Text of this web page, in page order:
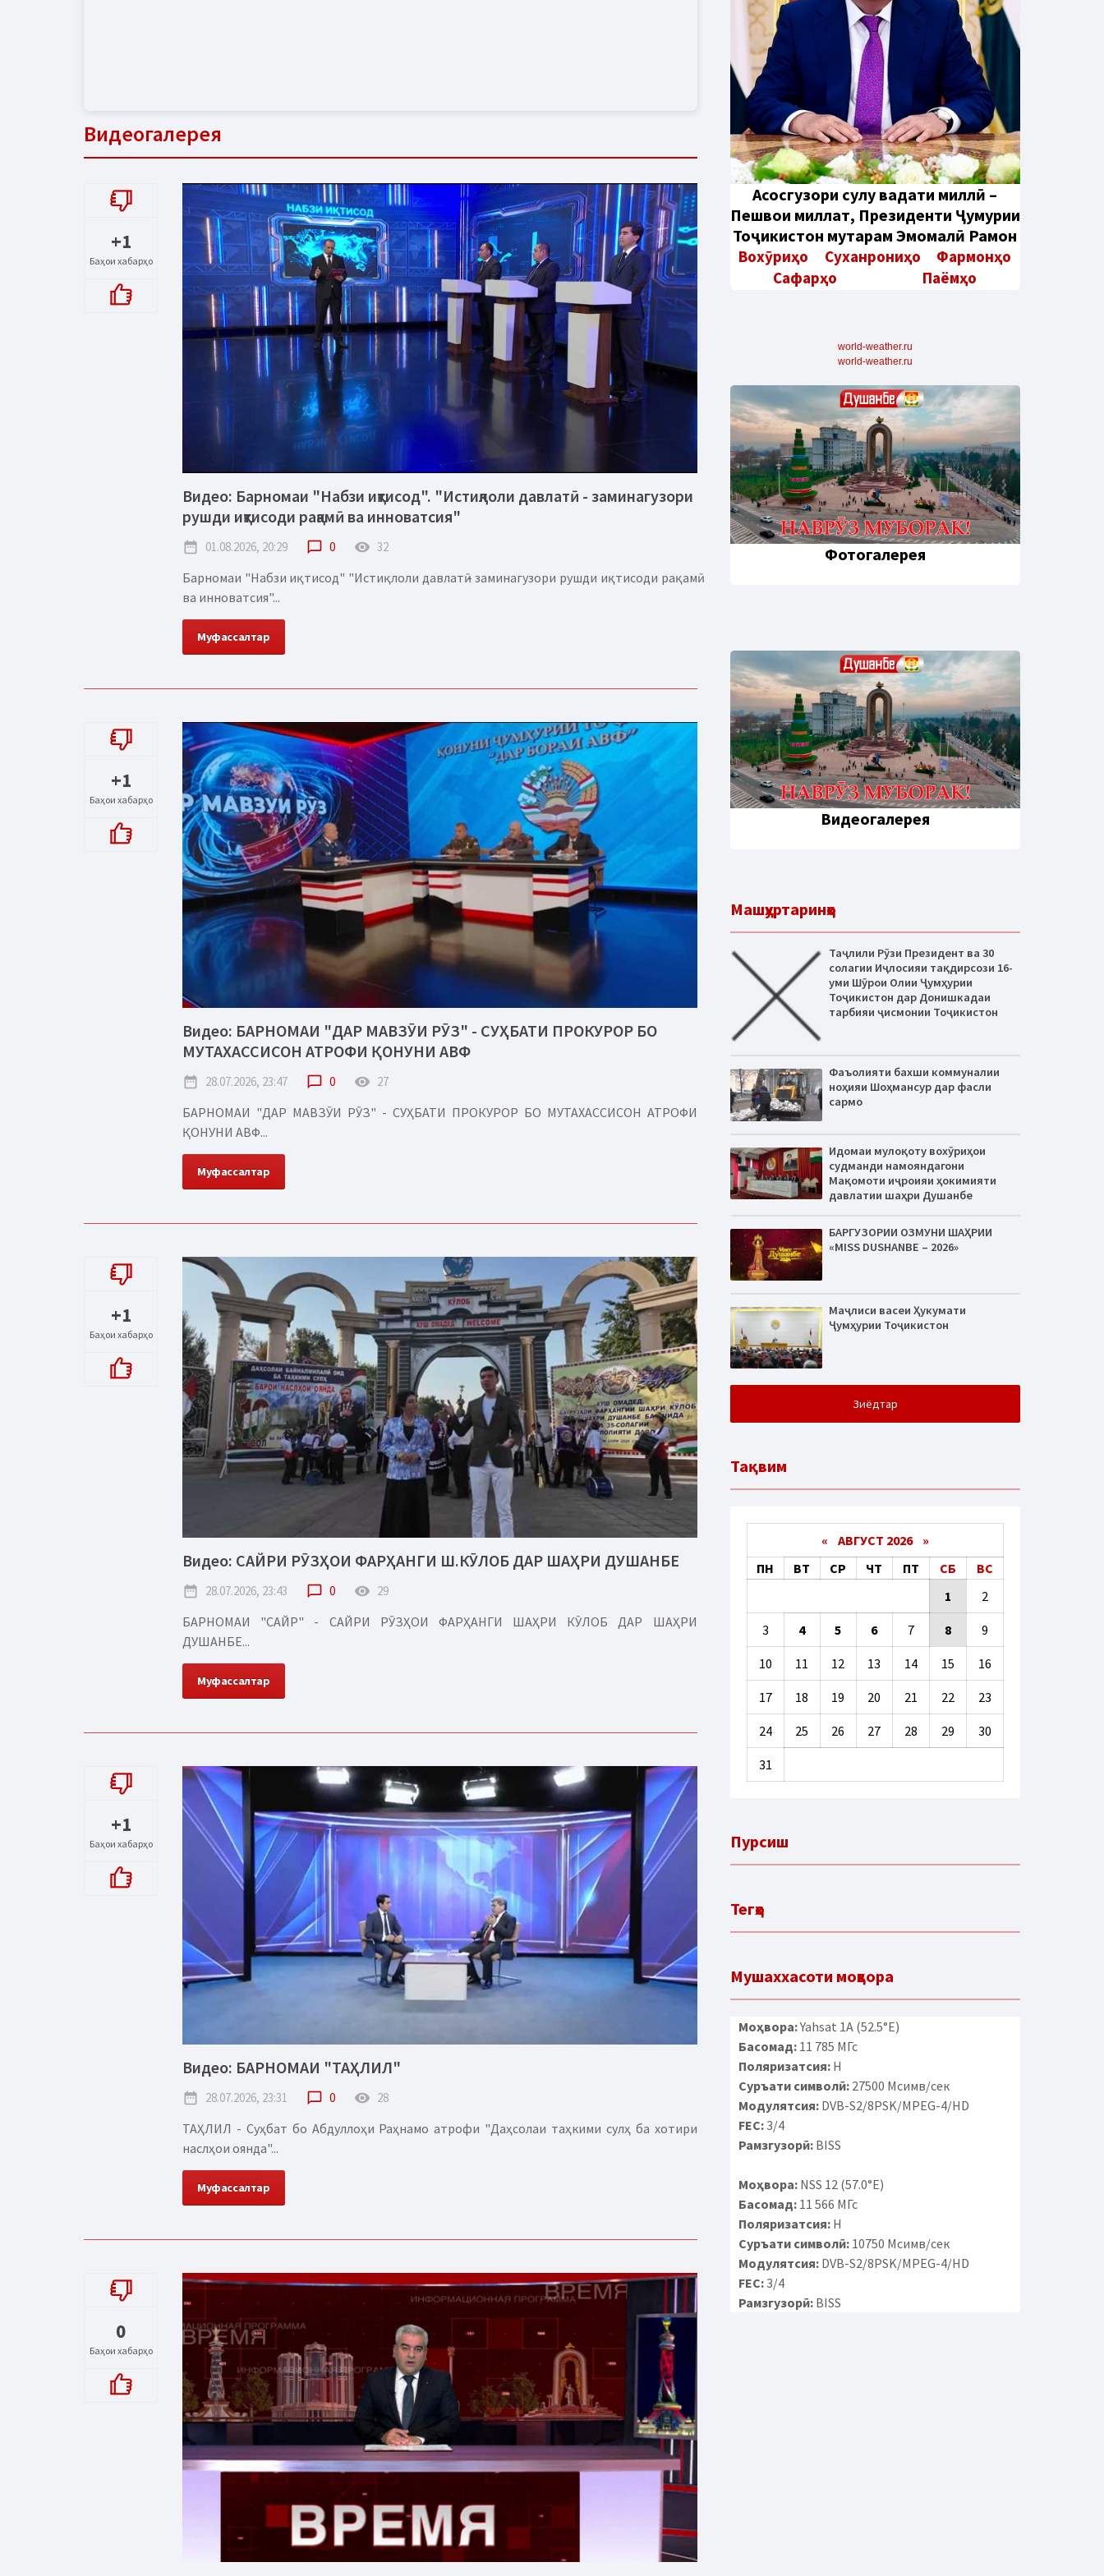
Видеогалерея
+1
Баҳои хабарҳо
Видео: Барномаи "Набзи иқтисод". "Истиқлоли давлатӣ - заминагузори
рушди иқтисоди рақамӣ ва инноватсия"
date_range 01.08.2026, 20:29 chat_bubble_outline 0 remove_red_eye 32
Барномаи "Набзи иқтисод" "Истиқлоли давлатӣ - заминагузори рушди иқтисоди рақамӣ
ва инноватсия"...
Муфассалтар
+1
Баҳои хабарҳо
Видео: БАРНОМАИ "ДАР МАВЗӮИ РӮЗ" - СУҲБАТИ ПРОКУРОР БО
МУТАХАССИСОН АТРОФИ ҚОНУНИ АВФ
date_range 28.07.2026, 23:47 chat_bubble_outline 0 remove_red_eye 27
БАРНОМАИ "ДАР МАВЗӮИ РӮЗ" - СУҲБАТИ ПРОКУРОР БО МУТАХАССИСОН АТРОФИ
ҚОНУНИ АВФ...
Муфассалтар
+1
Баҳои хабарҳо
Видео: САЙРИ РӮЗҲОИ ФАРҲАНГИ Ш.КӮЛОБ ДАР ШАҲРИ ДУШАНБЕ
date_range 28.07.2026, 23:43 chat_bubble_outline 0 remove_red_eye 29
БАРНОМАИ "САЙР" - САЙРИ РӮЗҲОИ ФАРҲАНГИ ШАҲРИ КӮЛОБ ДАР ШАҲРИ
ДУШАНБЕ...
Муфассалтар
+1
Баҳои хабарҳо
Видео: БАРНОМАИ "ТАҲЛИЛ"
date_range 28.07.2026, 23:31 chat_bubble_outline 0 remove_red_eye 28
ТАҲЛИЛ - Суҳбат бо Абдуллоҳи Раҳнамо атрофи "Даҳсолаи таҳкими сулҳ ба хотири
наслҳои оянда"...
Муфассалтар
0
Баҳои хабарҳо
Aсосгузори сулҳу ваҳдати миллӣ –
Пешвои миллат, Президенти Ҷумҳурии
Тоҷикистон муҳтарам Эмомалӣ Раҳмон
Вохӯриҳо Суханрониҳо
Фармонҳо
Сафарҳо
Паёмҳо
world-weather.ru
world-weather.ru
Фотогалерея
Видеогалерея
Машҳуртаринҳо
Таҷлили Рӯзи Президент ва 30
солагии Иҷлосияи тақдирсози 16-
уми Шӯрои Олии Ҷумҳурии
Тоҷикистон дар Донишкадаи
тарбияи ҷисмонии Тоҷикистон
Фаъолияти бахши коммуналии
ноҳияи Шоҳмансур дар фасли
сармо
Идомаи мулоқоту вохӯриҳои
судманди намояндагони
Мақомоти иҷроияи ҳокимияти
давлатии шаҳри Душанбе
БАРГУЗОРИИ ОЗМУНИ ШАҲРИИ
«MISS DUSHANBE – 2026»
Маҷлиси васеи Ҳукумати
Ҷумҳурии Тоҷикистон
Зиёдтар
Тақвим
« АВГУСТ 2026 »
ПН
ВТ СР ЧТ ПТ СБ
ВС
1
2
3 4 5 6 7 8 9
10 11 12 13 14 15 16
17 18 19 20 21 22 23
24 25 26 27 28 29 30
31
Пурсиш
Тегҳо
Мушаххасоти моҳвора
Моҳвора:Yahsat 1A (52.5°E)
Басомад:11 785 МГс
Поляризатсия:H
Суръати символӣ:27500 Мсимв/сек
Модулятсия:DVB-S2/8PSK/MPEG-4/HD
FEC:3/4
Рамзгузорӣ:BISS
Моҳвора:NSS 12 (57.0°E)
Басомад:11 566 МГс
Поляризатсия:H
Суръати символӣ:10750 Мсимв/сек
Модулятсия:DVB-S2/8PSK/MPEG-4/HD
FEC:3/4
Рамзгузорӣ:BISS